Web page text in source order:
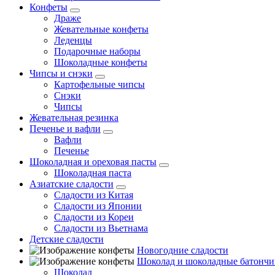
Конфеты
Драже
Жевательные конфеты
Леденцы
Подарочные наборы
Шоколадные конфеты
Чипсы и снэки
Картофельные чипсы
Снэки
Чипсы
Жевательная резинка
Печенье и вафли
Вафли
Печенье
Шоколадная и ореховая пасты
Шоколадная паста
Азиатские сладости
Сладости из Китая
Сладости из Японии
Сладости из Кореи
Сладости из Вьетнама
Детские сладости
Новогодние сладости
Шоколад и шоколадные
Шоколад